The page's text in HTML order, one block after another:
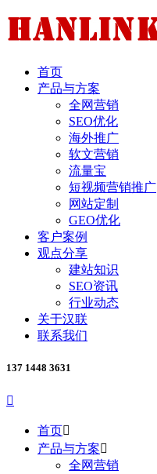
首页
产品与方案
全网营销
SEO优化
海外推广
软文营销
流量宝
短视频营销推广
网站定制
GEO优化
客户案例
观点分享
建站知识
SEO资讯
行业动态
关于汉联
联系我们
137 1448 3631

首页
产品与方案
全网营销